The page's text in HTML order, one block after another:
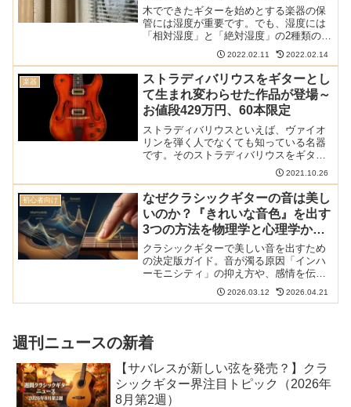
い理由も解説
木でできたギターを始めとする楽器の保
管には湿度が重要です。でも、湿度には
「相対湿度」と「絶対湿度」の2種類の湿
度があります。楽器の保管の際に気を付
けなくてはいけないのはどちらなのか解
説します。ギターの温度や湿度に関する
記事は以下のカテゴリに...
2022.02.11 2022.02.14
楽器
ストラディバリウスをギターとし
て生まれ変わらせた作品が登場～
お値段429万円、60本限定
ストラディバリウスといえば、ヴァイオ
リンを弾く人でなくても知っている名器
です。そのストラディバリウスをギター
として生まれ変わらせるというコンセプ
トの作品が誕生しました。お値段は429万
円で、60本限定で発売されます。フェン
ダーのマスタビルダ...
2021.10.26
初心者向け
なぜクラシックギターの音は美し
いのか？『きれいな音色』を出す
3つの方法を物理学と心理学から
探る
クラシックギターで美しい音を出すため
の決定版ガイド。音が濁る原因「インハ
ーモニシティ」の抑え方や、感情を伝え
る「母音のコントロール」など、物理学
と心理学の視点から分かりやすく解説し
す。
2026.03.12 2026.04.21
週刊ニュースの新着
【サバレスが新しい弦を発売？】クラ
シックギター界注目トピック（2026年
8月第2週）